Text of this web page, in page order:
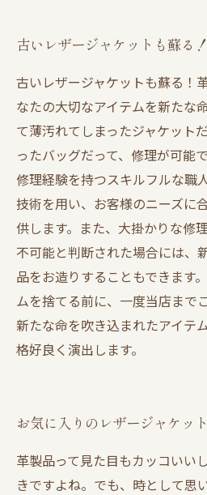
古いレザージャケットも蘇る！
古いレザージャケットも蘇る！
なたの大切なアイテムを新たな
て薄汚れてしまったジャケット
ったバッグだって、修理が可能
修理経験を持つスキルフルな職
技術を用い、お客様のニーズに
供します。また、大掛かりな修
不可能と判断された場合には、
品をお造りすることもできます
ムを捨てる前に、一度当店まで
新たな命を吹き込まれたアイテ
格好良く演出します。
お気に入りのレザージャケッ
革製品って見た目もカッコいい
きですよね。でも、時として思